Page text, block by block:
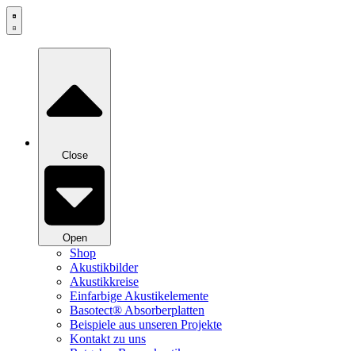
Zum
Inhalt
Close
Open
Shop
Akustikbilder
Akustikkreise
Einfarbige Akustikelemente
Basotect® Absorberplatten
Beispiele aus unseren Projekte
Kontakt zu uns